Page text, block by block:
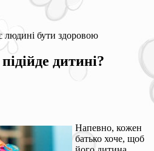
людині бути здоровою
дитині?
Напевно, кожен
батько хоче, щоб